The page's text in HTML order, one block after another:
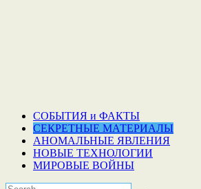
СОБЫТИЯ и ФАКТЫ
СЕКРЕТНЫЕ МАТЕРИАЛЫ
АНОМАЛЬНЫЕ ЯВЛЕНИЯ
НОВЫЕ ТЕХНОЛОГИИ
МИРОВЫЕ ВОЙНЫ